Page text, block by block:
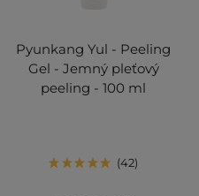
Pyunkang Yul - Peeling
Gel - Jemný pleťový
peeling - 100 ml
42